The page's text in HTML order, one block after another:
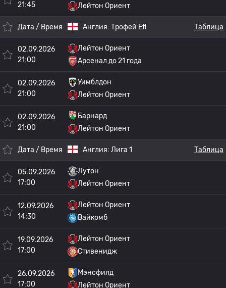
21:45
Лейтон Ориент
Дата / Время Англия: Трофей Efl Таблица
02.09.2026
21:00
Лейтон Ориент
Арсенал до 21 года
02.09.2026
21:00
Уимблдон
Лейтон Ориент
02.09.2026
21:00
Барнард
Лейтон Ориент
Дата / Время Англия: Лига 1 Таблица
05.09.2026
17:00
Лутон
Лейтон Ориент
12.09.2026
14:30
Лейтон Ориент
Вайкомб
19.09.2026
17:00
Лейтон Ориент
Стивенидж
26.09.2026
17:00
Мэнсфилд
Лейтон Ориент